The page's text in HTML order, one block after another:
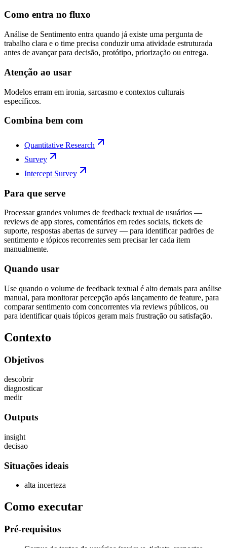
Como entra no fluxo
Análise de Sentimento entra quando já existe uma pergunta de
trabalho clara e o time precisa conduzir uma atividade estruturada
antes de avançar para decisão, protótipo, priorização ou entrega.
Atenção ao usar
Modelos erram em ironia, sarcasmo e contextos culturais
específicos.
Combina bem com
Quantitative Research
Survey
Intercept Survey
Para que serve
Processar grandes volumes de feedback textual de usuários —
reviews de app stores, comentários em redes sociais, tickets de
suporte, respostas abertas de survey — para identificar padrões de
sentimento e tópicos recorrentes sem precisar ler cada item
manualmente.
Quando usar
Use quando o volume de feedback textual é alto demais para análise
manual, para monitorar percepção após lançamento de feature, para
comparar sentimento com concorrentes via reviews públicos, ou
para identificar quais tópicos geram mais frustração ou satisfação.
Contexto
Objetivos
descobrir
diagnosticar
medir
Outputs
insight
decisao
Situações ideais
alta incerteza
Como executar
Pré-requisitos